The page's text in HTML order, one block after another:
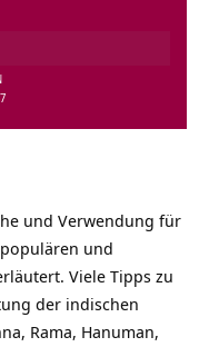
und Verwendung für
und
Viele Tipps zu
der indischen
Rama, Hanuman,